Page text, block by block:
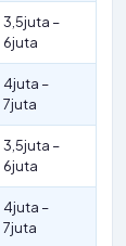
3,5juta –
6juta
4juta –
7juta
3,5juta –
6juta
4juta –
7juta